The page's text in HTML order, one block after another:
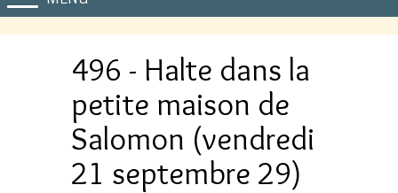
496 - Halte dans la
petite maison de
Salomon (vendredi
21 septembre 29)